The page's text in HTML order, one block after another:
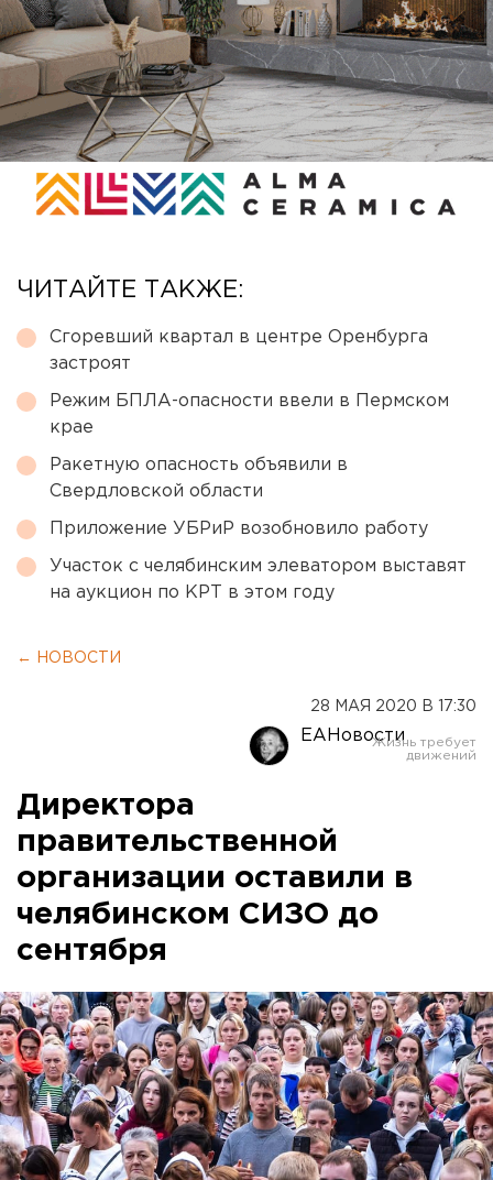
ЧИТАЙТЕ ТАКЖЕ:
Сгоревший квартал в центре Оренбурга
застроят
Режим БПЛА-опасности ввели в Пермском
крае
Ракетную опасность объявили в
Свердловской области
Приложение УБРиР возобновило работу
Участок с челябинским элеватором выставят
на аукцион по КРТ в этом году
← НОВОСТИ
28 МАЯ 2020 В 17:30
ЕАНовости
Директора
правительственной
организации оставили в
челябинском СИЗО до
сентября